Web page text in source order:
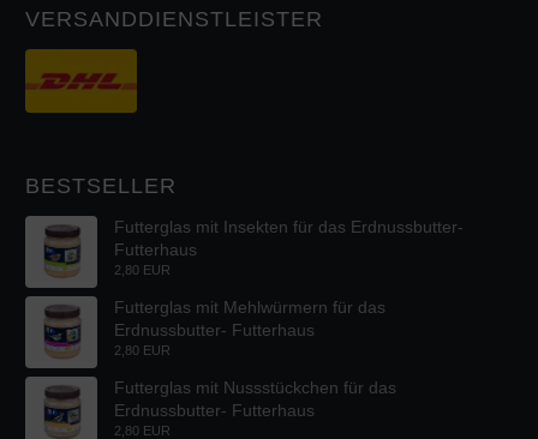
VERSANDDIENSTLEISTER
BESTSELLER
Futterglas mit Insekten für das Erdnussbutter-
Futterhaus
2,80 EUR
Futterglas mit Mehlwürmern für das
Erdnussbutter- Futterhaus
2,80 EUR
Futterglas mit Nussstückchen für das
Erdnussbutter- Futterhaus
2,80 EUR